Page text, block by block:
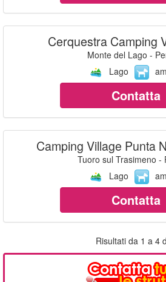
Cerquestra Camping
Monte del Lago -
Lago
Contatta
Camping Village Punta
Tuoro sul Trasimeno -
Lago
Contatta
Risultati da 1 a 4